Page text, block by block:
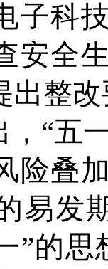
子科
安全
出整
“五
险叠
易发
”的